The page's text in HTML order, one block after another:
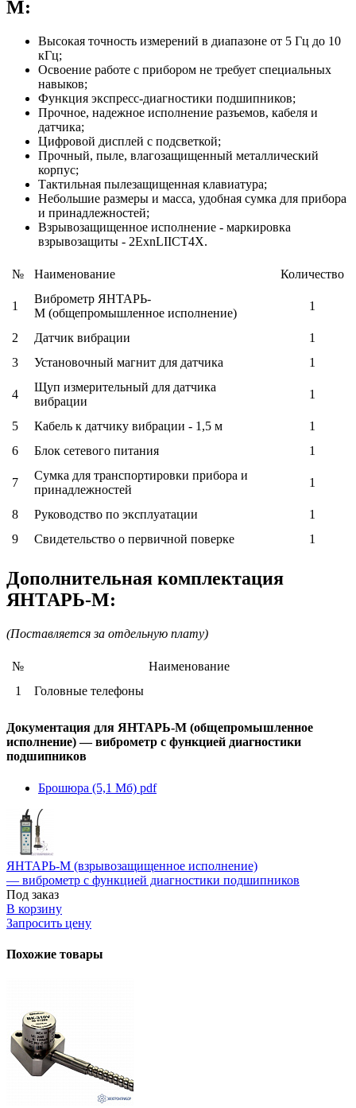
М:
Высокая точность измерений в диапазоне от 5 Гц до 10
кГц;
Освоение работе с прибором не требует специальных
навыков;
Функция экспресс-диагностики подшипников;
Прочное, надежное исполнение разъемов, кабеля и
датчика;
Цифровой дисплей с подсветкой;
Прочный, пыле, влагозащищенный металлический
корпус;
Тактильная пылезащищенная клавиатура;
Небольшие размеры и масса, удобная сумка для прибора
и принадлежностей;
Взрывозащищенное исполнение - маркировка
взрывозащиты - 2ExnLIICT4X.
№ Наименование Количество
1
Виброметр ЯНТАРЬ-
М (общепромышленное исполнение)
1
2 Датчик вибрации
1
3
Установочный магнит для датчика 1
4
Щуп измерительный для датчика
вибрации
1
5 Кабель к датчику вибрации - 1,5 м
1
6
Блок сетевого питания 1
7
Сумка для транспортировки прибора и
принадлежностей
1
8 Руководство по эксплуатации
1
9
Свидетельство о первичной поверке 1
Дополнительная комплектация
ЯНТАРЬ-М:
(Поставляется за отдельную плату)
№
Наименование
1
Головные телефоны
Документация для ЯНТАРЬ-М (общепромышленное
исполнение) — виброметр с функцией диагностики
подшипников
Брошюра (5,1 Мб) pdf
ЯНТАРЬ-М (взрывозащищенное исполнение)
— виброметр с функцией диагностики подшипников
Под заказ
В корзину
Запросить цену
Похожие товары